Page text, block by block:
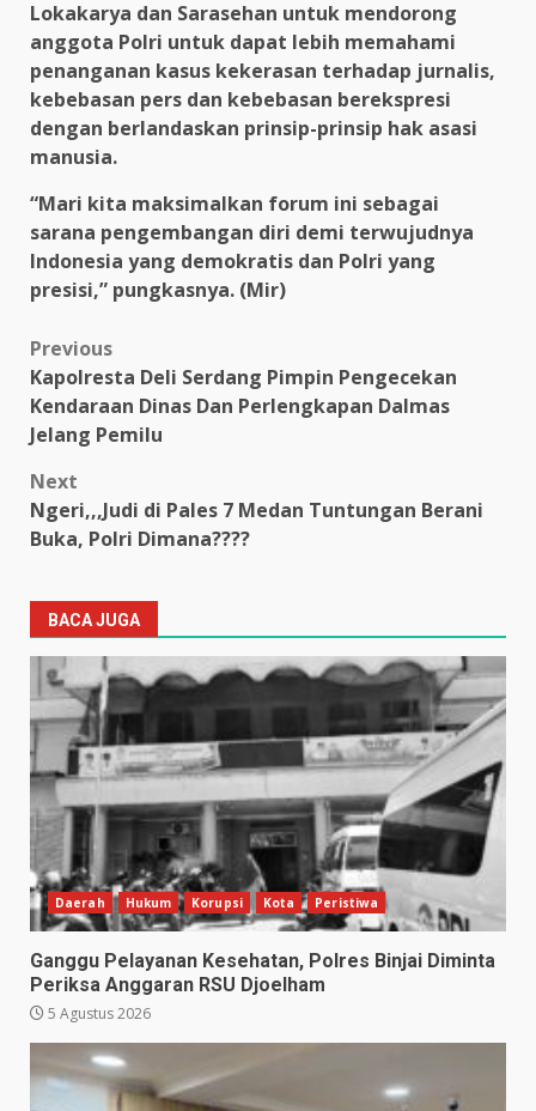
Lokakarya dan Sarasehan untuk mendorong
anggota Polri untuk dapat lebih memahami
penanganan kasus kekerasan terhadap jurnalis,
kebebasan pers dan kebebasan berekspresi
dengan berlandaskan prinsip-prinsip hak asasi
manusia.
“Mari kita maksimalkan forum ini sebagai
sarana pengembangan diri demi terwujudnya
Indonesia yang demokratis dan Polri yang
presisi,” pungkasnya. (Mir)
Post
navigation
Previous
Kapolresta Deli Serdang Pimpin Pengecekan
Kendaraan Dinas Dan Perlengkapan Dalmas
Jelang Pemilu
Next
Ngeri,,,Judi di Pales 7 Medan Tuntungan Berani
Buka, Polri Dimana????
BACA JUGA
Daerah Hukum Korupsi Kota Peristiwa
Ganggu Pelayanan Kesehatan, Polres Binjai Diminta
Periksa Anggaran RSU Djoelham
5 Agustus 2026